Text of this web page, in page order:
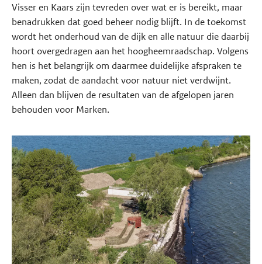
Visser en Kaars zijn tevreden over wat er is bereikt, maar
benadrukken dat goed beheer nodig blijft. In de toekomst
wordt het onderhoud van de dijk en alle natuur die daarbij
hoort overgedragen aan het hoogheemraadschap. Volgens
hen is het belangrijk om daarmee duidelijke afspraken te
maken, zodat de aandacht voor natuur niet verdwijnt.
Alleen dan blijven de resultaten van de afgelopen jaren
behouden voor Marken.